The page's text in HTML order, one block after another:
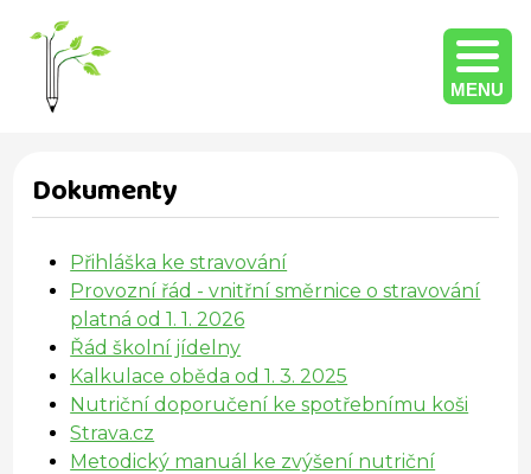
MENU
Dokumenty
Přihláška ke stravování
Provozní řád - vnitřní směrnice o stravování
platná od 1. 1. 2026
Řád školní jídelny
Kalkulace oběda od 1. 3. 2025
Nutriční doporučení ke spotřebnímu koši
Strava.cz
Metodický manuál ke zvýšení nutriční